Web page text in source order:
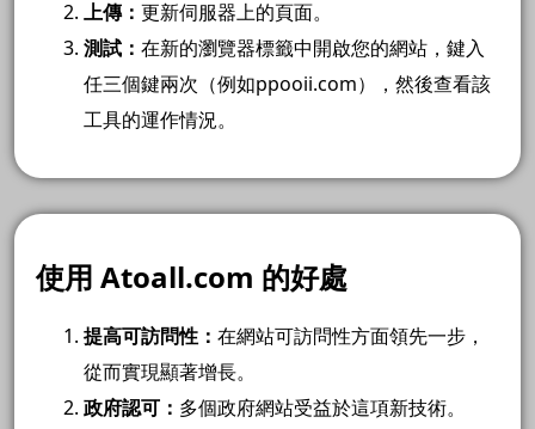
上傳： 更新伺服器上的頁面。
測試： 在新的瀏覽器標籤中開啟您的網站，鍵入
任三個鍵兩次（例如ppooii.com），然後查看該
工具的運作情況。
使用 Atoall.com 的好處
提高可訪問性： 在網站可訪問性方面領先一步，
從而實現顯著增長。
政府認可： 多個政府網站受益於這項新技術。